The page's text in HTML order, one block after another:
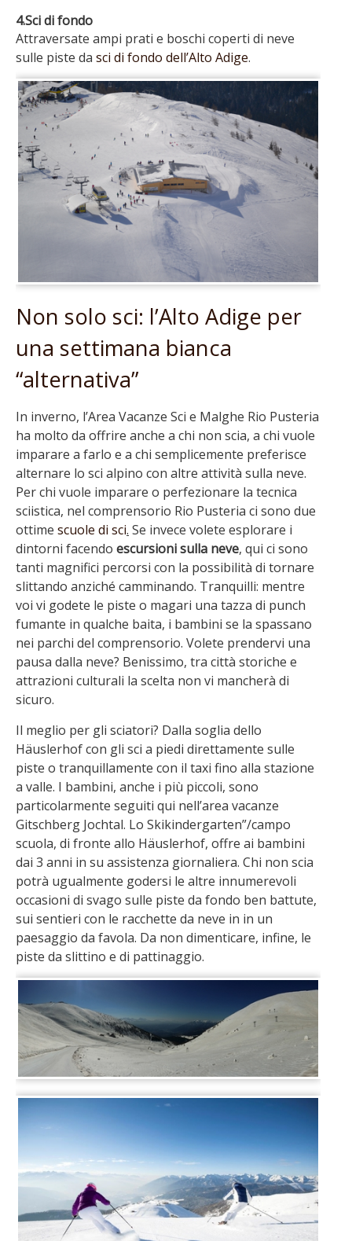
4.Sci di fondo
Attraversate ampi prati e boschi coperti di neve
sulle piste da sci di fondo dell’Alto Adige.
Non solo sci: l’Alto Adige per
una settimana bianca
“alternativa”
In inverno, l’Area Vacanze Sci e Malghe Rio Pusteria
ha molto da offrire anche a chi non scia, a chi vuole
imparare a farlo e a chi semplicemente preferisce
alternare lo sci alpino con altre attività sulla neve.
Per chi vuole imparare o perfezionare la tecnica
sciistica, nel comprensorio Rio Pusteria ci sono due
ottime scuole di sci. Se invece volete esplorare i
dintorni facendo escursioni sulla neve, qui ci sono
tanti magnifici percorsi con la possibilità di tornare
slittando anziché camminando. Tranquilli: mentre
voi vi godete le piste o magari una tazza di punch
fumante in qualche baita, i bambini se la spassano
nei parchi del comprensorio. Volete prendervi una
pausa dalla neve? Benissimo, tra città storiche e
attrazioni culturali la scelta non vi mancherà di
sicuro.
Il meglio per gli sciatori? Dalla soglia dello
Häuslerhof con gli sci a piedi direttamente sulle
piste o tranquillamente con il taxi fino alla stazione
a valle. I bambini, anche i più piccoli, sono
particolarmente seguiti qui nell’area vacanze
Gitschberg Jochtal. Lo Skikindergarten”/campo
scuola, di fronte allo Häuslerhof, offre ai bambini
dai 3 anni in su assistenza giornaliera. Chi non scia
potrà ugualmente godersi le altre innumerevoli
occasioni di svago sulle piste da fondo ben battute,
sui sentieri con le racchette da neve in in un
paesaggio da favola. Da non dimenticare, infine, le
piste da slittino e di pattinaggio.